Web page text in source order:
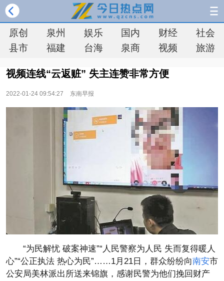
原创 泉州 娱乐 国内 财经
社会
县市
福建 台海 泉商 视频 旅游
视频连线“云返赃” 失主连赞非常方便
2022-01-24 09:54:27 东南早报
“为民解忧 破案神速”“人民警察为人民 失而复得暖人
心”“公正执法 热心为民”……1月21日，群众纷纷向南安市
公安局美林派出所送来锦旗，感谢民警为他们挽回财产